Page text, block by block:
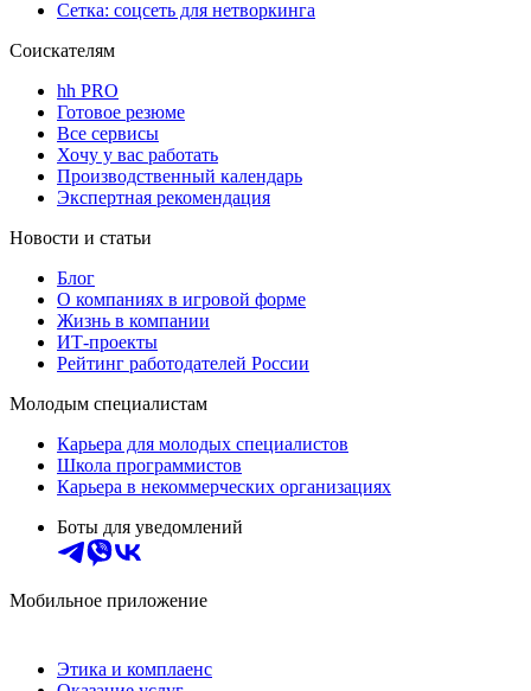
Сетка: соцсеть для нетворкинга
Соискателям
hh PRO
Готовое резюме
Все сервисы
Хочу у вас работать
Производственный календарь
Экспертная рекомендация
Новости и статьи
Блог
О компаниях в игровой форме
Жизнь в компании
ИТ-проекты
Рейтинг работодателей России
Молодым специалистам
Карьера для молодых специалистов
Школа программистов
Карьера в некоммерческих организациях
Боты для уведомлений
Мобильное приложение
Этика и комплаенс